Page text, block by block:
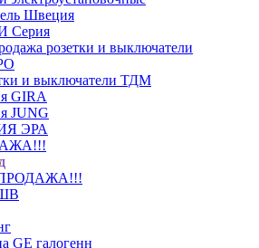
Швеция
Серия
розетки и выключатели
и выключатели ТДМ
GIRA
JUNG
ЭРА
GE галогенн